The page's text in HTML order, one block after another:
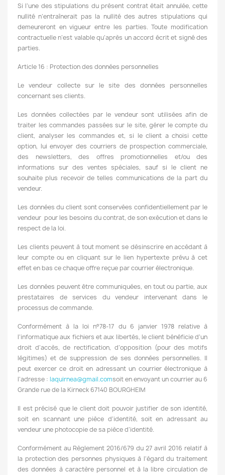
Si l’une des stipulations du présent contrat était annulée, cette
nullité n’entraînerait pas la nullité des autres stipulations qui
demeureront en vigueur entre les parties. Toute modification
contractuelle n’est valable qu’après un accord écrit et signé des
parties.
Article 16 : Protection des données personnelles
Le vendeur collecte sur le site des données personnelles
concernant ses clients.
Les données collectées par le vendeur sont utilisées afin de
traiter les commandes passées sur le site, gérer le compte du
client, analyser les commandes et, si le client a choisi cette
option, lui envoyer des courriers de prospection commerciale,
des newsletters, des offres promotionnelles et/ou des
informations sur des ventes spéciales, sauf si le client ne
souhaite plus recevoir de telles communications de la part du
vendeur.
Les données du client sont conservées confidentiellement par le
vendeur pour les besoins du contrat, de son exécution et dans le
respect de la loi.
Les clients peuvent à tout moment se désinscrire en accédant à
leur compte ou en cliquant sur le lien hypertexte prévu à cet
effet en bas ce chaque offre reçue par courrier électronique.
Les données peuvent être communiquées, en tout ou partie, aux
prestataires de services du vendeur intervenant dans le
processus de commande.
Conformément à la loi n°78-17 du 6 janvier 1978 relative à
l’informatique aux fichiers et aux libertés, le client bénéficie d’un
droit d’accès, de rectification, d’opposition (pour des motifs
légitimes) et de suppression de ses données personnelles. Il
peut exercer ce droit en adressant un courrier électronique à
l’adresse : laquirnea@gmail.comsoit en envoyant un courrier au 6
Grande rue de la Kirneck 67140 BOURGHEIM
Il est précisé que le client doit pouvoir justifier de son identité,
soit en scannant une pièce d’identité, soit en adressant au
vendeur une photocopie de sa pièce d’identité.
Conformément au Règlement 2016/679 du 27 avril 2016 relatif à
la protection des personnes physiques à l'égard du traitement
des données à caractère personnel et à la libre circulation de